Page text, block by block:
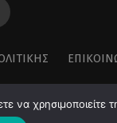
χρησιμοποιείτε